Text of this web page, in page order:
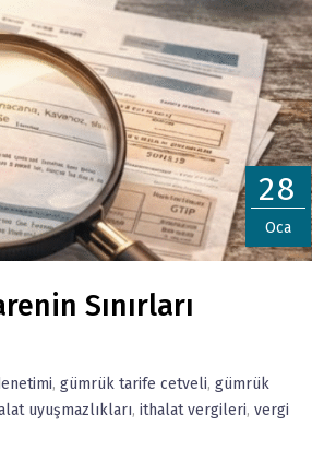
28
Oca
Sınırları
, gümrük tarife cetveli, gümrük
uyuşmazlıkları, ithalat vergileri, vergi